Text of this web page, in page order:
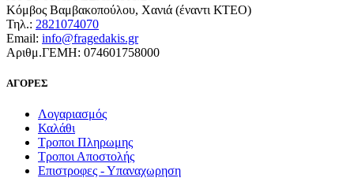
Κόμβος Βαμβακοπούλου, Χανιά (έναντι ΚΤΕΟ)
Τηλ.: 2821074070
Email: info@fragedakis.gr
Αριθμ.ΓΕΜΗ: 074601758000
ΑΓΟΡΕΣ
Λογαριασμός
Καλάθι
Τροποι Πληρωμης
Τροποι Αποστολής
Επιστροφες - Υπαναχωρηση